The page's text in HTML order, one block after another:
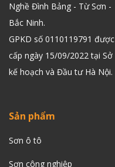
Nghề Đình Bảng - Từ Sơn -
Bắc Ninh.
GPKD số 0110119791 được
cấp ngày 15/09/2022 tại Sở
kế hoạch và Đầu tư Hà Nội.
Sản phẩm
Sơn ô tô
Sơn công nghiệp